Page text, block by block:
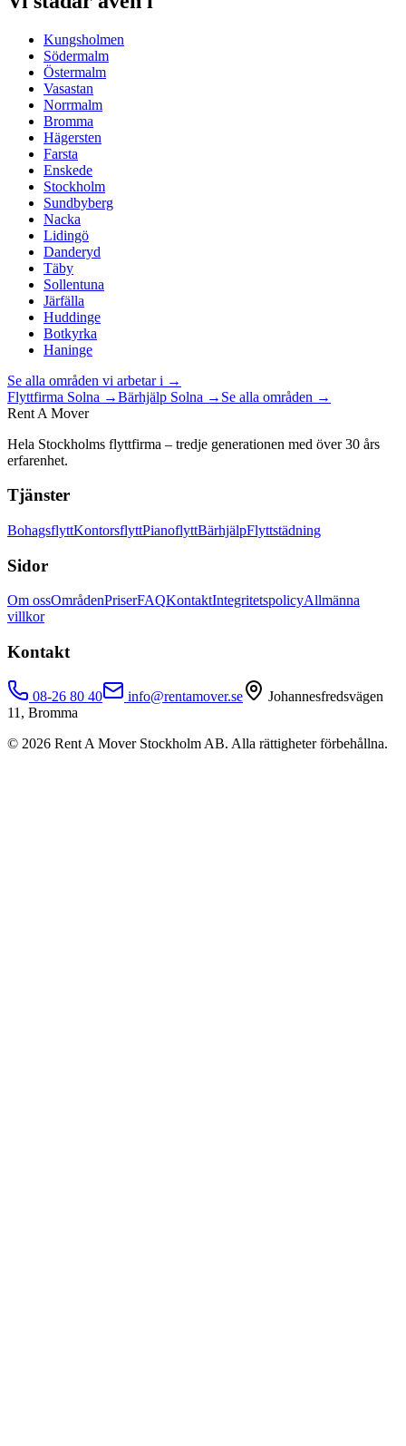
Kungsholmen
Södermalm
Östermalm
Vasastan
Norrmalm
Bromma
Hägersten
Farsta
Enskede
Stockholm
Sundbyberg
Nacka
Lidingö
Danderyd
Täby
Sollentuna
Järfälla
Huddinge
Botkyrka
Haninge
Se alla områden vi arbetar i →
Flyttfirma Solna →Bärhjälp Solna → Se alla områden →
Rent A Mover
Hela Stockholms flyttfirma – tredje generationen med över 30 års
erfarenhet.
Tjänster
BohagsflyttKontorsflyttPianoflyttBärhjälpFlyttstädning
Sidor
Om ossOmrådenPriserFAQKontaktIntegritetspolicyAllmänna
villkor
Kontakt
08-26 80 40 info@rentamover.se
Johannesfredsvägen
11, Bromma
© 2026 Rent A Mover Stockholm AB. Alla rättigheter förbehållna.